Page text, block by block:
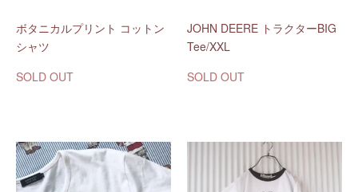
ボタニカルプリント コットン
シャツ
SOLD OUT
JOHN DEERE トラクターBIG
Tee/XXL
SOLD OUT